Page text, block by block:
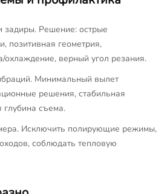
задиры. Решение: острые
позитивная геометрия,
охлаждение, верный угол резания.
Минимальный вылет
решения, стабильная
глубина съема.
Исключить полирующие режимы,
соблюдать тепловую